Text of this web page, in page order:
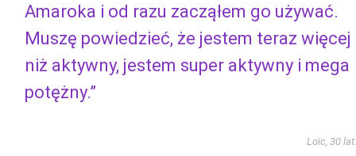
Amaroka i od razu zacząłem go używać.
Muszę powiedzieć, że jestem teraz więcej
niż aktywny, jestem super aktywny i mega
potężny.”
Loic, 30 lat.